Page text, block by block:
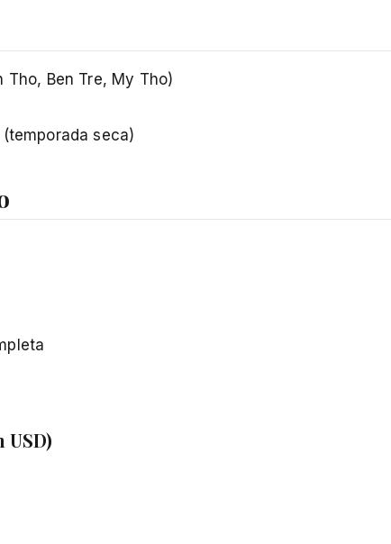
Ben Tre, My Tho)
seca)